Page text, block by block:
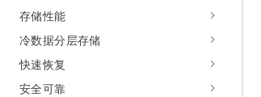
存储性能
冷数据分层存储
快速恢复
安全可靠